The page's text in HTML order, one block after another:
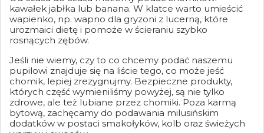
kawałek jabłka lub banana. W klatce warto umieścić
wapienko, np. wapno dla gryzoni z lucerną, które
urozmaici dietę i pomoże w ścieraniu szybko
rosnących zębów.
Jeśli nie wiemy, czy to co chcemy podać naszemu
pupilowi znajduje się na liście tego, co może jeść
chomik, lepiej zrezygnujmy. Bezpieczne produkty,
których część wymieniliśmy powyżej, są nie tylko
zdrowe, ale też lubiane przez chomiki. Poza karmą
bytową, zachęcamy do podawania milusińskim
dodatków w postaci smakołyków, kolb oraz świeżych